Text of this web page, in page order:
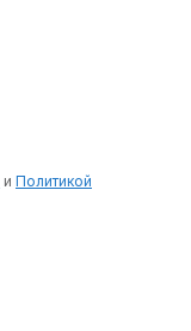
и Политикой